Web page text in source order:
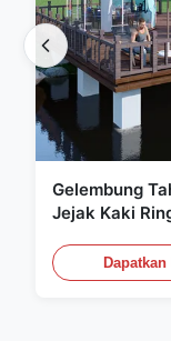
Gelembung
Jejak Kaki